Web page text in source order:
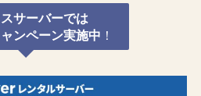
サーバーでは
ンペーン実施中 ！